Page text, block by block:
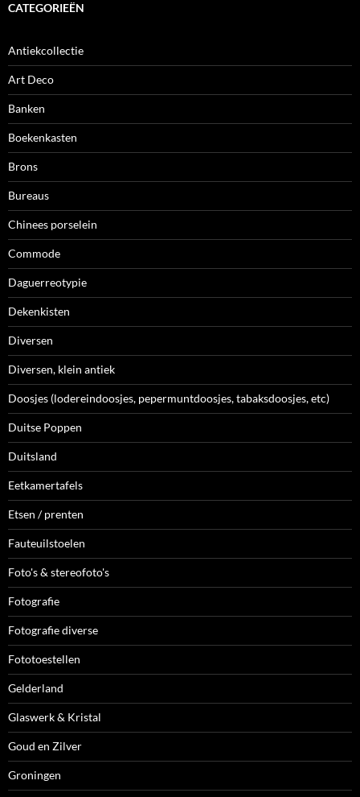
CATEGORIEËN
Antiekcollectie
Art Deco
Banken
Boekenkasten
Brons
Bureaus
Chinees porselein
Commode
Daguerreotypie
Dekenkisten
Diversen
Diversen, klein antiek
Doosjes (lodereindoosjes, pepermuntdoosjes, tabaksdoosjes, etc)
Duitse Poppen
Duitsland
Eetkamertafels
Etsen / prenten
Fauteuilstoelen
Foto's & stereofoto's
Fotografie
Fotografie diverse
Fototoestellen
Gelderland
Glaswerk & Kristal
Goud en Zilver
Groningen